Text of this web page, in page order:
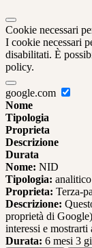
Cookie necessari
I cookie necessari
disabilitati. È
policy.
google.com
Nome
Tipologia
Proprieta
Descrizione
Durata
Nome: NID
Tipologia: analitico
Proprieta: Terza-
Descrizione:
proprietà di
interessi e
Durata: 6 mesi 3